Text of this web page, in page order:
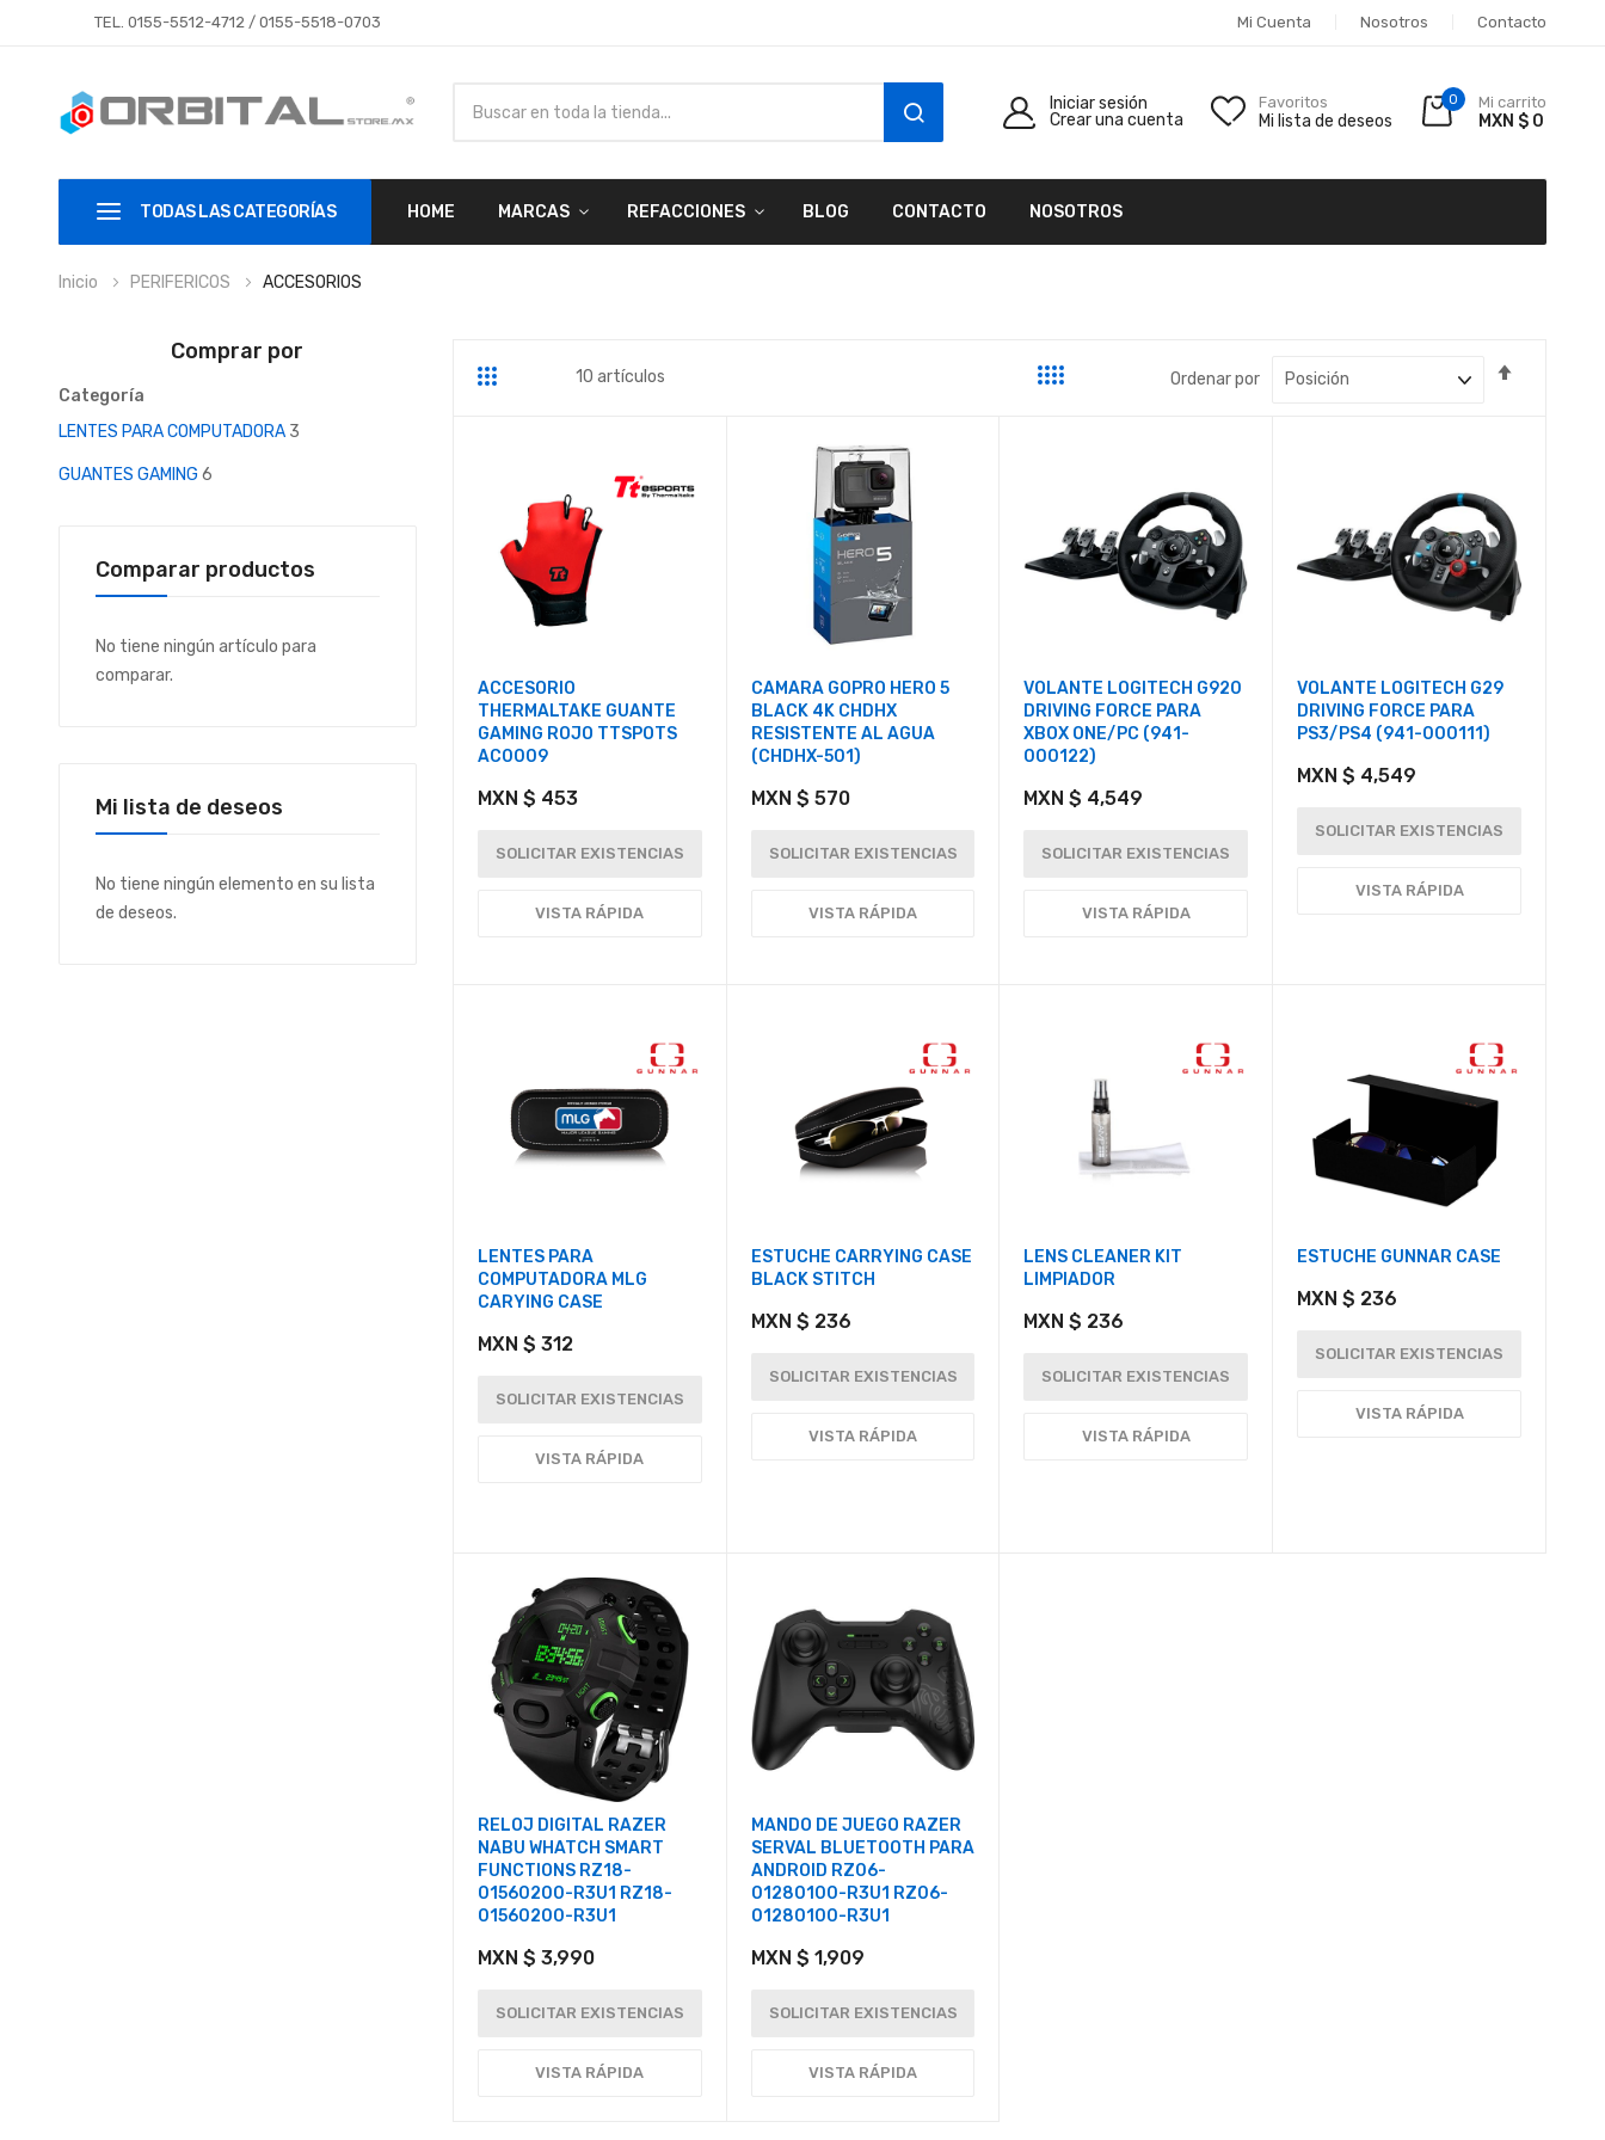
TEL. 0155-5512-4712/ 0155-5518-0703 Mi Cuenta Nosotros Contacto
SEARCH
Iniciar sesión
Crear una cuenta
Favoritos
Mi lista de deseos
0 Mi carrito
MXN $ 0
TODAS LAS CATEGORÍAS HOME MARCAS REFACCIONES BLOG CONTACTO NOSOTROS
Inicio PERIFERICOS ACCESORIOS
Parrilla 10 artículos Ordenar por
ACCESORIO
THERMALTAKE GUANTE
GAMING ROJO TTSPOTS
AC0009
MXN $ 453
SOLICITAR EXISTENCIAS
VISTA RÁPIDA
CAMARA GOPRO HERO 5
BLACK 4K CHDHX
RESISTENTE AL AGUA
(CHDHX-501)
MXN $ 570
SOLICITAR EXISTENCIAS
VISTA RÁPIDA
VOLANTE LOGITECH G920
DRIVING FORCE PARA
XBOX ONE/PC (941-
000122)
MXN $ 4,549
SOLICITAR EXISTENCIAS
VISTA RÁPIDA
VOLANTE LOGITECH G29
DRIVING FORCE PARA
PS3/PS4 (941-000111)
MXN $ 4,549
SOLICITAR EXISTENCIAS
VISTA RÁPIDA
LENTES PARA
COMPUTADORA MLG
CARYING CASE
MXN $ 312
SOLICITAR EXISTENCIAS
VISTA RÁPIDA
ESTUCHE CARRYING CASE
BLACK STITCH
MXN $ 236
SOLICITAR EXISTENCIAS
VISTA RÁPIDA
LENS CLEANER KIT
LIMPIADOR
MXN $ 236
SOLICITAR EXISTENCIAS
VISTA RÁPIDA
ESTUCHE GUNNAR CASE
MXN $ 236
SOLICITAR EXISTENCIAS
VISTA RÁPIDA
RELOJ DIGITAL RAZER
NABU WHATCH SMART
FUNCTIONS RZ18-
01560200-R3U1 RZ18-
01560200-R3U1
MXN $ 3,990
SOLICITAR EXISTENCIAS
VISTA RÁPIDA
MANDO DE JUEGO RAZER
SERVAL BLUETOOTH PARA
ANDROID RZ06-
01280100-R3U1 RZ06-
01280100-R3U1
MXN $ 1,909
SOLICITAR EXISTENCIAS
VISTA RÁPIDA
Comprar por
Categoría
LENTES PARA COMPUTADORA 3
GUANTES GAMING 6
Comparar productos
No tiene ningún artículo para
comparar.
Mi lista de deseos
No tiene ningún elemento en su lista
de deseos.